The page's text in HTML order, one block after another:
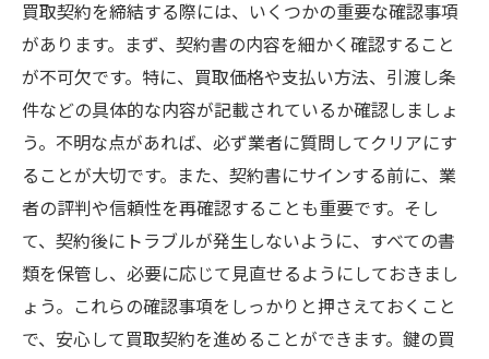
買取契約を締結する際には、いくつかの重要な確認事項
があります。まず、契約書の内容を細かく確認すること
が不可欠です。特に、買取価格や支払い方法、引渡し条
件などの具体的な内容が記載されているか確認しましょ
う。不明な点があれば、必ず業者に質問してクリアにす
ることが大切です。また、契約書にサインする前に、業
者の評判や信頼性を再確認することも重要です。そし
て、契約後にトラブルが発生しないように、すべての書
類を保管し、必要に応じて見直せるようにしておきまし
ょう。これらの確認事項をしっかりと押さえておくこと
で、安心して買取契約を進めることができます。鍵の買